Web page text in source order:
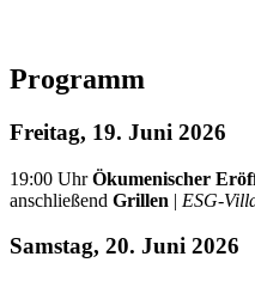
Programm
Freitag, 19. Juni 2026
19:00 UhrÖkumenischer
anschließend Grillen | ESG-
Samstag, 20. Juni 2026